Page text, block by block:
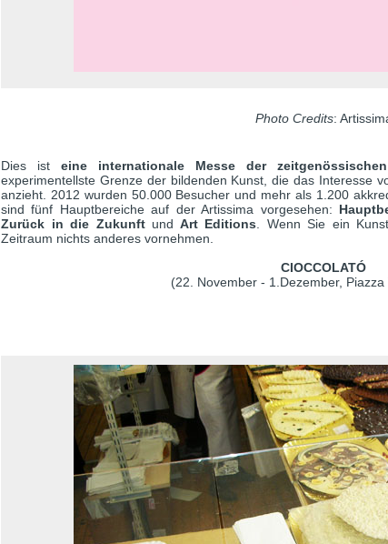
Photo Credits:
Dies ist eine internationale Messe der
experimentellste Grenze der bildenden Kunst, die das Interesse
anzieht. 2012 wurden 50.000 Besucher und mehr als 1.200
sind fünf Hauptbereiche auf der Artissima vorgesehen:
Zurück in die Zukunft und Art Editions . Wenn Sie ein
Zeitraum nichts anderes vornehmen.
CIOCCOLATÓ
(22. November - 1.Dezember, Piazza